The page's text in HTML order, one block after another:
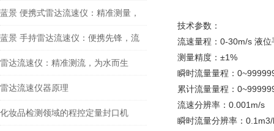
新革命，精准捕捉水流速度
蓝景 便携式雷达流速仪：精准测量，
便捷随行
蓝景 手持雷达流速仪：便携先锋，流
速测量新宠
雷达流速仪：精准测流，为水而生
雷达流速仪器原理
化妆品检测领域的程控定量封口机
技术参数：
流速量程：0-30m/s 液位
测量精度：±1%
瞬时流量量程：
累计流量量程：
流速分辨率：0.001m/s
瞬时流量分辨率：